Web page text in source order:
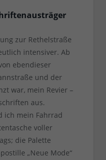
zur Rethelstraße
intensiver. Ab
ebendieser
und der
war, mein Revier –
aus.
ich mein Fahrrad
voller
die Palette
„Neue Mode“